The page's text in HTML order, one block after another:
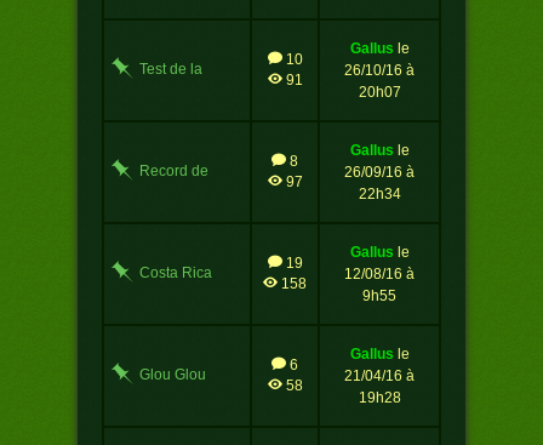
Test de la
10
91
gallus le
26/10/16 à
20h07
Record de
8
97
gallus le
26/09/16 à
22h34
Costa Rica
19
158
gallus le
12/08/16 à
9h55
Glou Glou
6
58
gallus le
21/04/16 à
19h28